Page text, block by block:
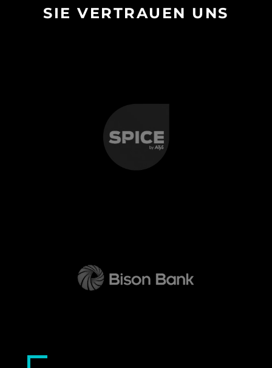
SIE VERTRAUEN UNS